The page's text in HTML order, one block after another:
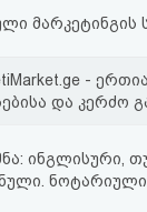
მარკეტინგის
-
და კერძო
ინგლისური,